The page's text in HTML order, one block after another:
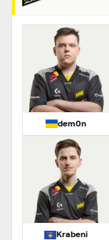
dem0n
Krabeni